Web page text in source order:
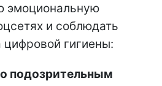
эмоциональную
и соблюдать
гигиены:
подозрительным